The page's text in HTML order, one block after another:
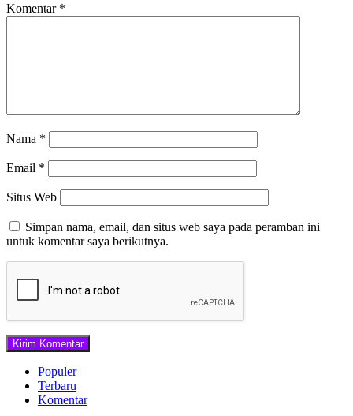
Komentar *
Nama *
Email *
Situs Web
Simpan nama, email, dan situs web saya pada peramban ini
untuk komentar saya berikutnya.
Populer
Terbaru
Komentar